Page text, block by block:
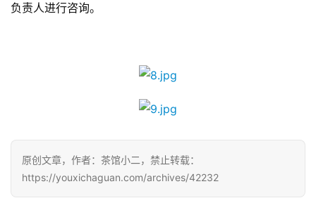
日
会
上
海
负责人进行咨询。
原创文章，作者：茶馆小二，禁止转载：
https://youxichaguan.com/archives/42232